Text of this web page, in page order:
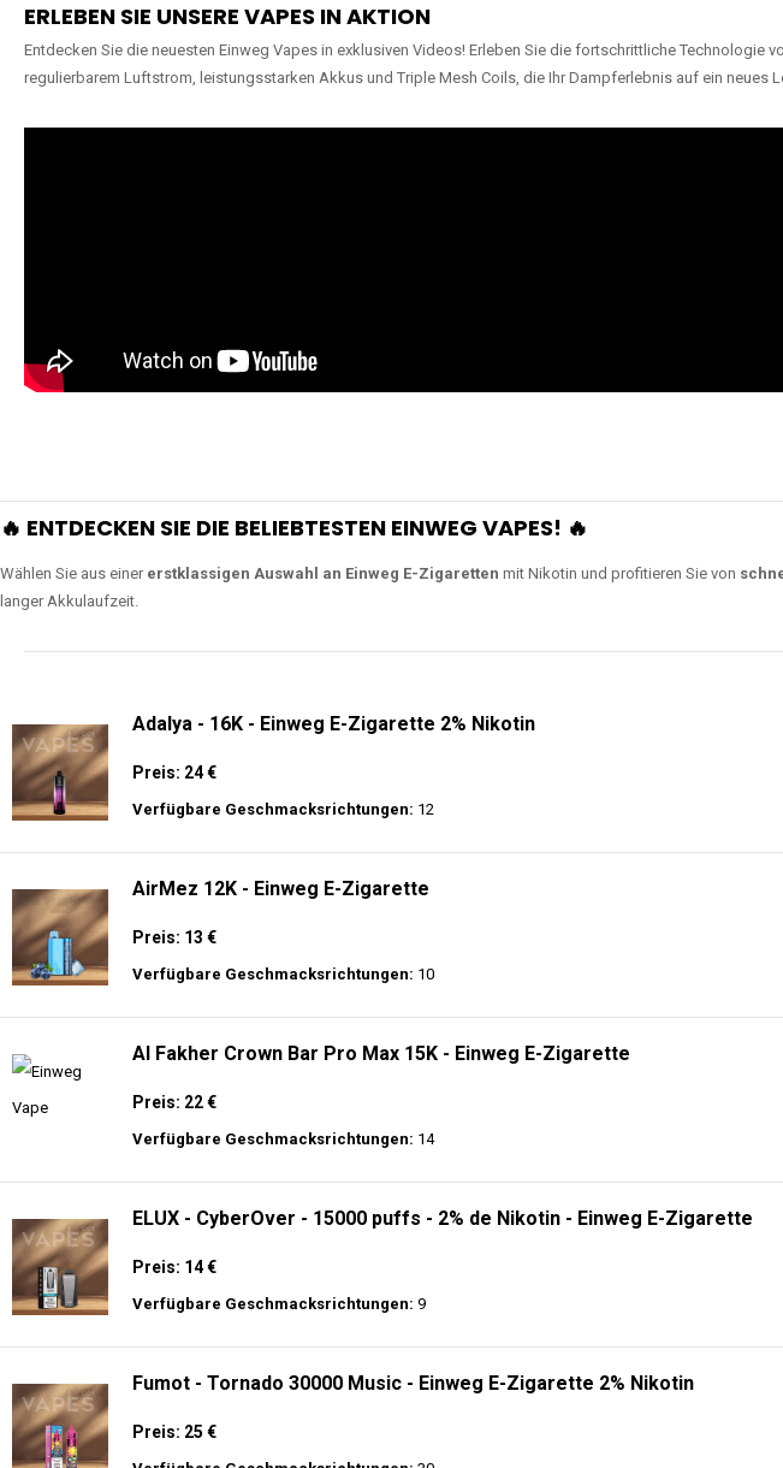
ERLEBEN SIE UNSERE VAPES IN AKTION
Entdecken Sie die neuesten Einweg Vapes in exklusiven Videos! Erleben Sie die fortschrittliche Technologie
regulierbarem Luftstrom, leistungsstarken Akkus und Triple Mesh Coils, die Ihr Dampferlebnis auf ein neues
🔥 ENTDECKEN SIE DIE BELIEBTESTEN EINWEG VAPES! 🔥
Wählen Sie aus einer erstklassigen Auswahl an Einweg E-Zigaretten mit Nikotin und profitieren Sie von
langer Akkulaufzeit.
Adalya - 16K - Einweg E-Zigarette 2% Nikotin
Preis: 24 €
Verfügbare Geschmacksrichtungen: 12
AirMez 12K - Einweg E-Zigarette
Preis: 13 €
Verfügbare Geschmacksrichtungen: 10
Al Fakher Crown Bar Pro Max 15K - Einweg E-Zigarette
Preis: 22 €
Verfügbare Geschmacksrichtungen: 14
ELUX - CyberOver - 15000 puffs - 2% de Nikotin - Einweg E-Zigarette
Preis: 14 €
Verfügbare Geschmacksrichtungen: 9
Fumot - Tornado 30000 Music - Einweg E-Zigarette 2% Nikotin
Preis: 25 €